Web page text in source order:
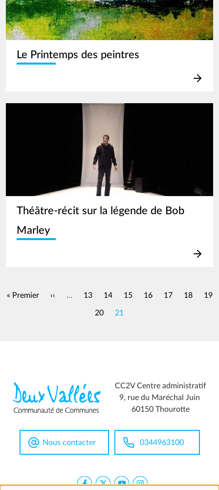
Le Printemps des peintres
Théâtre-récit sur la légende de Bob
Marley
Première page
« Premier Page précédente
‹‹ … Page
13 Page
14 Page
15 Page
16 Page
17 Page
18 19
Page
20 Page
21
CC2V Centre administratif
9, rue du Maréchal Juin
60150 Thourotte
Nous contacter 0344963100